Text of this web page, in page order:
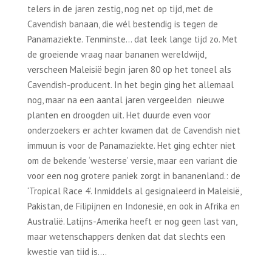
telers in de jaren zestig, nog net op tijd, met de
Cavendish banaan, die wél bestendig is tegen de
Panamaziekte. Tenminste… dat leek lange tijd zo. Met
de groeiende vraag naar bananen wereldwijd,
verscheen Maleisië begin jaren 80 op het toneel als
Cavendish-producent. In het begin ging het allemaal
nog, maar na een aantal jaren vergeelden nieuwe
planten en droogden uit. Het duurde even voor
onderzoekers er achter kwamen dat de Cavendish niet
immuun is voor de Panamaziekte. Het ging echter niet
om de bekende ‘westerse’ versie, maar een variant die
voor een nog grotere paniek zorgt in bananenland.: de
‘Tropical Race 4’. Inmiddels al gesignaleerd in Maleisië,
Pakistan, de Filipijnen en Indonesië, en ook in Afrika en
Australië. Latijns-Amerika heeft er nog geen last van,
maar wetenschappers denken dat dat slechts een
kwestie van tijd is….